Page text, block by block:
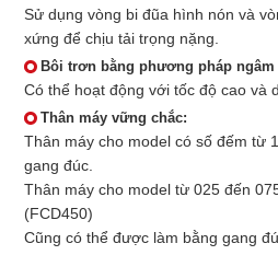
Sử dụng vòng bi đũa hình nón và
xứng để chịu tải trọng nặng.
Bôi trơn bằng phương pháp ngâm
Có thể hoạt động với tốc độ cao và
Thân máy vững chắc:
Thân máy cho model có số đếm từ
gang đúc.
Thân máy cho model từ 025 đến
(FCD450)
Cũng có thể được làm bằng gang